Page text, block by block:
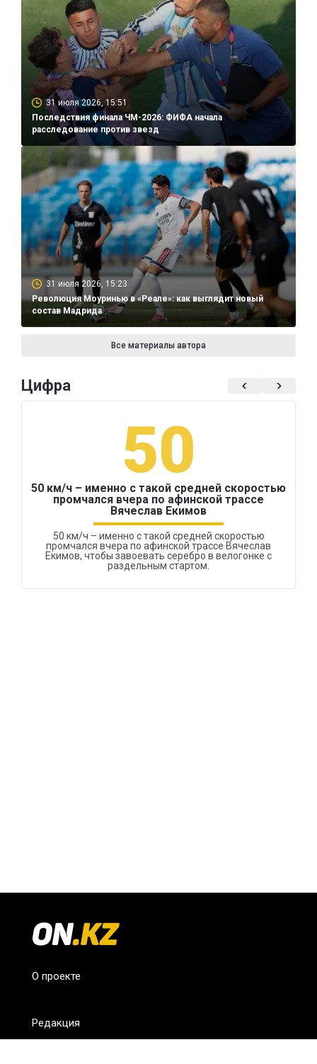
31 июля 2026, 15:51
Последствия финала ЧМ-2026: ФИФА начала
расследование против звезд
31 июля 2026, 15:23
Революция Моуринью в «Реале»: как выглядит новый
состав Мадрида
Все материалы автора
Цифра
50
50 км/ч – именно с такой средней скоростью
промчался вчера по афинской трассе
Вячеслав Екимов
50 км/ч – именно с такой средней скоростью
промчался вчера по афинской трассе Вячеслав
Екимов, чтобы завоевать серебро в велогонке с
раздельным стартом.
О проекте
Редакция